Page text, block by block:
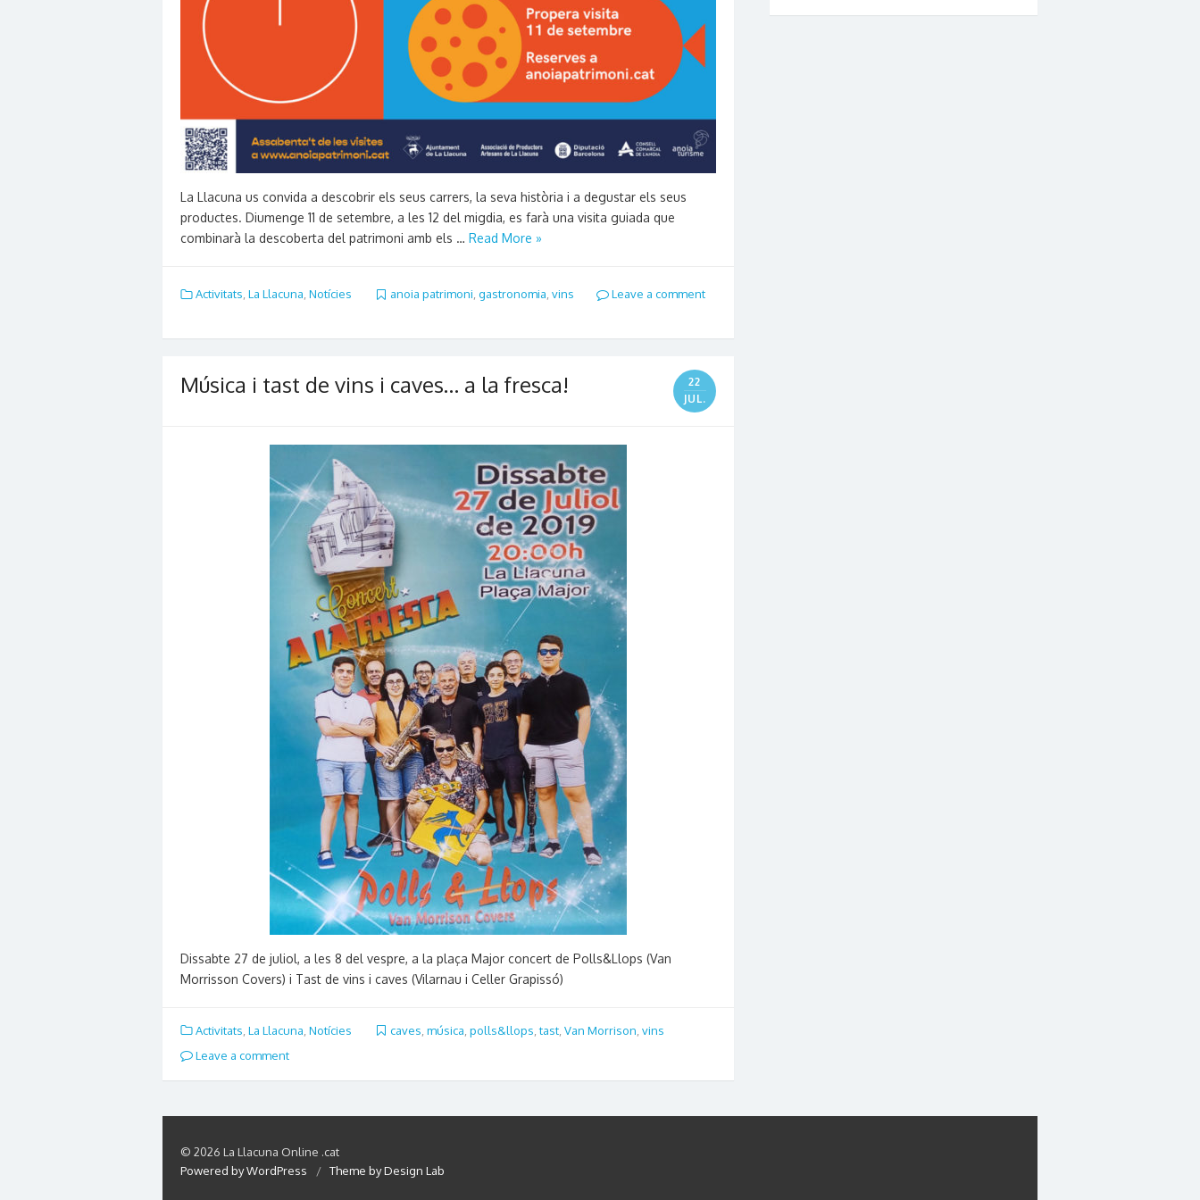
La Llacuna us convida a descobrir els seus carrers, la seva història i a degustar els seus
productes. Diumenge 11 de setembre, a les 12 del migdia, es farà una visita guiada que
combinarà la descoberta del patrimoni amb els … Read More »
Activitats, La Llacuna, Notícies anoia patrimoni, gastronomia, vins Leave a comment
Música i tast de vins i caves… a la fresca!
22
JUL.
Dissabte 27 de juliol, a les 8 del vespre, a la plaça Major concert de Polls&Llops (Van
Morrisson Covers) i Tast de vins i caves (Vilarnau i Celler Grapissó)
Activitats La Llacuna Notícies caves música polls&llops ,tast, Van Morrison vins
Leave a comment
© 2026 La Llacuna Online .cat
Powered by WordPress
/ Theme by Design Lab